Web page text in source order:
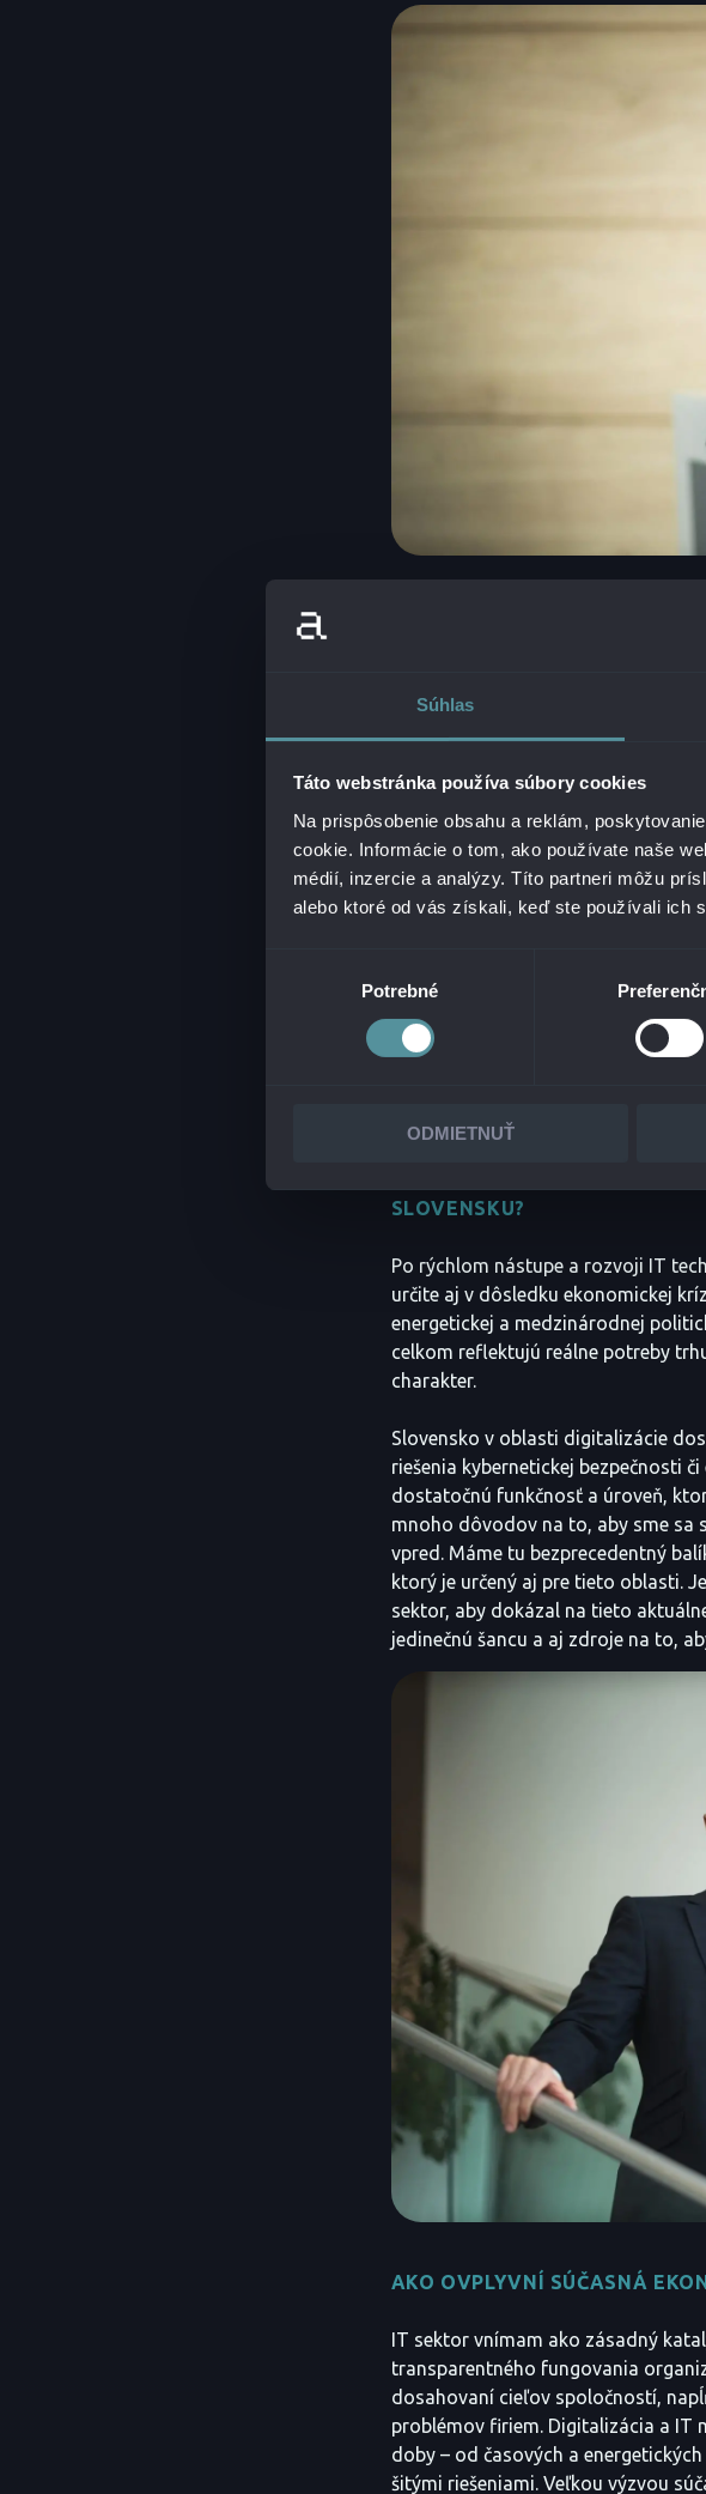
Súhlas
Táto webstránka používa súbory cookies
Na prispôsobenie obsahu a reklám,
cookie. Informácie o tom, ako používate naše
médií, inzercie a analýzy. Títo partneri môžu
alebo ktoré od vás získali, keď ste používali ich
Potrebné
ODMIETNUŤ
tento vývoj bude pokračovať aj v
vybraných oblastiach byť aj ich
prechod na cloudové riešenia,
zameranie sa na UX (užívateľskú
exponenciálne získavať na
expertíza sa veľmi ťažko škálujú, AI
oblastí podnikania i života a som
LLMs (large language models),
SLOVENSKU?
Po rýchlom nástupe a rozvoji IT
určite aj v dôsledku ekonomickej
energetickej a medzinárodnej
celkom reflektujú reálne potreby
charakter.
Slovensko v oblasti digitalizácie
riešenia kybernetickej bezpečnosti
dostatočnú funkčnosť a úroveň,
mnoho dôvodov na to, aby sme sa
vpred. Máme tu bezprecedentný
ktorý je určený aj pre tieto oblasti.
sektor, aby dokázal na tieto
jedinečnú šancu a aj zdroje na to,
AKO OVPLYVNÍ SÚČASNÁ
IT sektor vnímam ako zásadný
transparentného fungovania
dosahovaní cieľov spoločností,
problémov firiem. Digitalizácia a IT
doby – od časových a
šitými riešeniami. Veľkou výzvou